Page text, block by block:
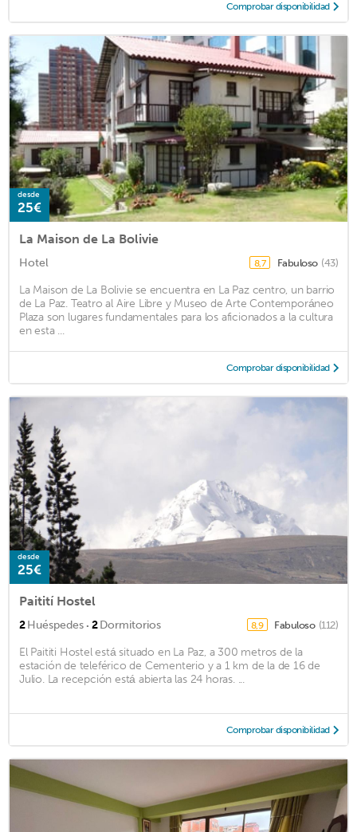
Comprobar disponibilidad
desde
25€
La Maison de La Bolivie
Hotel 8,7 Fabuloso (43)
La Maison de La Bolivie se encuentra en La Paz centro, un barrio
de La Paz. Teatro al Aire Libre y Museo de Arte Contemporáneo
Plaza son lugares fundamentales para los aficionados a la cultura
en esta ...
Comprobar disponibilidad
desde
25€
Paitití Hostel
2Huéspedes · 2Dormitorios 8,9 Fabuloso (112)
El Paititi Hostel está situado en La Paz, a 300 metros de la
estación de teleférico de Cementerio y a 1 km de la de 16 de
Julio. La recepción está abierta las 24 horas. ...
Comprobar disponibilidad